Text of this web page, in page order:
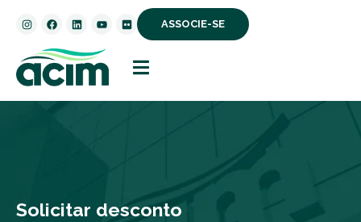
ASSOCIE-SE
Solicitar desconto